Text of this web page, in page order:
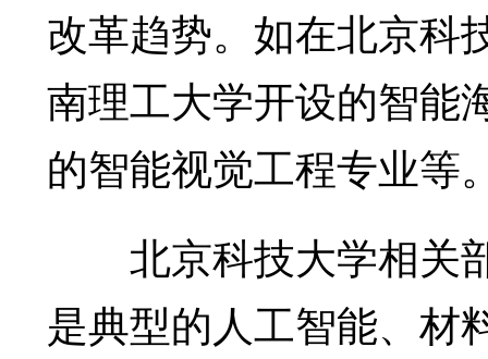
改革趋势。如在北京科
南理工大学开设的智能
的智能视觉工程专业等
北京科技大学相关
是典型的人工智能、材